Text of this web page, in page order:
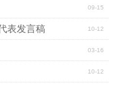
们用勤奋、用智慧书写
09-15
10-12
表发言稿
03-16
10-12